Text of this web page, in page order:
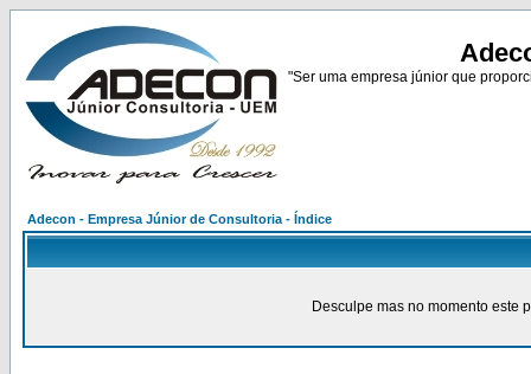
"Ser uma empresa júnior que
Adecon - Empresa Júnior de Consultoria - Índice
Desculpe mas no momento este